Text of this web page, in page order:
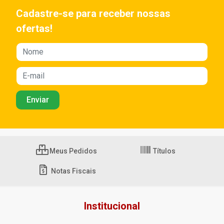
Cadastre-se para receber nossas
ofertas!
Meus Pedidos Títulos
Notas Fiscais
Institucional